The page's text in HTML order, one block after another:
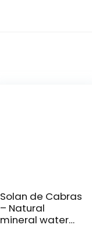
Solan de Cabras
– Natural
mineral water